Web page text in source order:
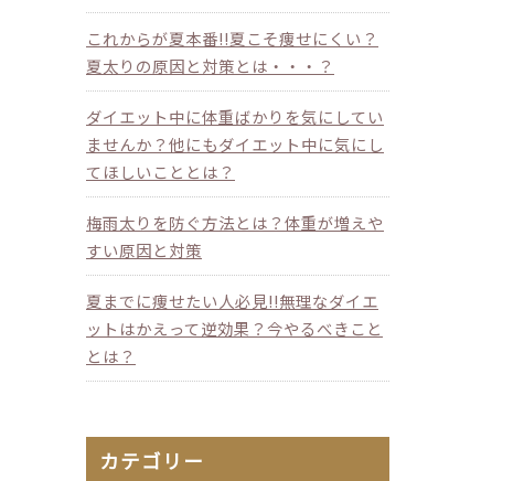
これからが夏本番!!夏こそ痩せにくい？
夏太りの原因と対策とは・・・？
ダイエット中に体重ばかりを気にしてい
ませんか？他にもダイエット中に気にし
てほしいこととは？
梅雨太りを防ぐ方法とは？体重が増えや
すい原因と対策
夏までに痩せたい人必見!!無理なダイエ
ットはかえって逆効果？今やるべきこと
とは？
カテゴリー